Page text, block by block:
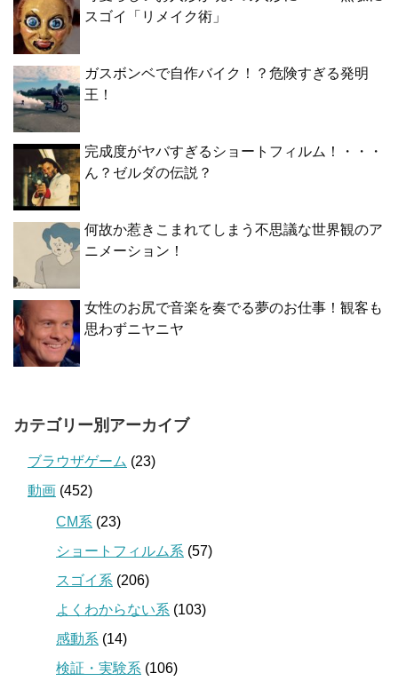
スゴイ「リメイク術」
ガスボンベで自作バイク！？危険すぎる発明
王！
完成度がヤバすぎるショートフィルム！・・・
ん？ゼルダの伝説？
何故か惹きこまれてしまう不思議な世界観のア
ニメーション！
女性のお尻で音楽を奏でる夢のお仕事！観客も
思わずニヤニヤ
カテゴリー別アーカイブ
ブラウザゲーム (23)
動画 (452)
CM系 (23)
ショートフィルム系 (57)
スゴイ系 (206)
よくわからない系 (103)
感動系 (14)
検証・実験系 (106)